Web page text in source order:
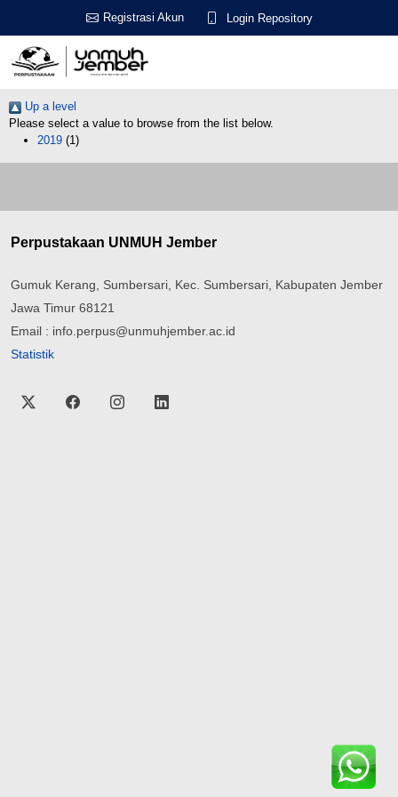
Registrasi Akun Login Repository
Up a level
Please select a value to browse from the list below.
2019 (1)
Perpustakaan UNMUH Jember
Gumuk Kerang, Sumbersari, Kec. Sumbersari, Kabupaten Jember
Jawa Timur 68121
Email : info.perpus@unmuhjember.ac.id
Statistik